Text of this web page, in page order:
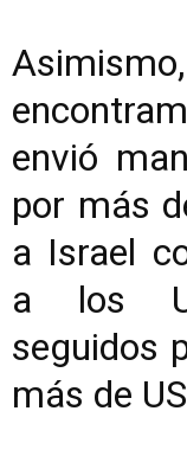
envió
por más
a Israel
a los
seguidos
más de